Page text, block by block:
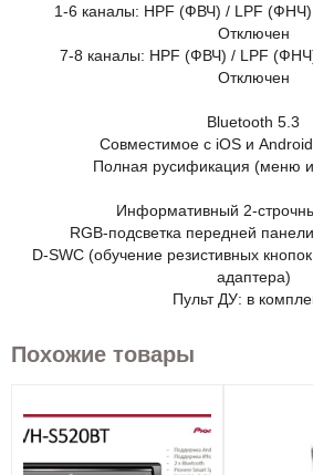
1-6 каналы: HPF (ФВЧ) / LPF
Отключен
7-8 каналы: HPF (ФВЧ) / LPF
Отключен
Bluetooth 5.3
Совместимое с iOS и
Полная русификация (меню
Информативный 2-
RGB-подсветка передней
D-SWC (обучение резистивных
адаптера)
Пульт ДУ: в
Похожие товары